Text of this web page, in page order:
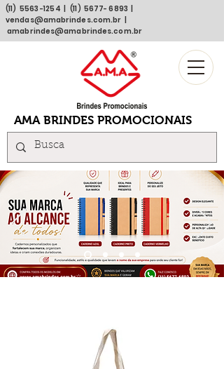
(11) 5563 -1254 | (11) 5677- 6893
vendas@amabrindes.com.br
amabrindes@amabrindes.com.br
AMA BRINDES PROMOCIONAIS